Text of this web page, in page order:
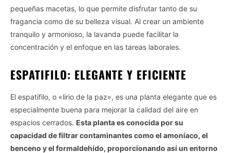
pequeñas macetas, lo que permite disfrutar tanto de su
fragancia como de su belleza visual. Al crear un ambiente
tranquilo y armonioso, la lavanda puede facilitar la
concentración y el enfoque en las tareas laborales.
ESPATIFILO: ELEGANTE Y EFICIENTE
El espatifilo, o «lirio de la paz», es una planta elegante que es
especialmente buena para mejorar la calidad del aire en
espacios cerrados. Esta planta es conocida por su
capacidad de filtrar contaminantes como el amoníaco, el
benceno y el formaldehído, proporcionando así un entorno